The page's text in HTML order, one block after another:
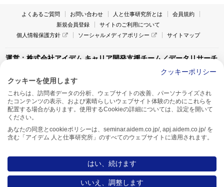
よくあるご質問 お問い合わせ 人と仕事研究所とは
会員規約
新規会員登録
サイトのご利用について
個人情報保護方針
ソーシャルメディアポリシー サイトマップ
運営：株式会社アイデム キャリア開発支援チーム／データリサーチ
〒160-0022 東京都新宿区新宿1-4-10
アイデム本社ビル TEL:03-5269-6020
〒550-0005 大阪府大阪市西区西本町1-13-43
アイデム西本町ビル7F TEL:06-7662-2800
Copyright AIDEM Inc. All rights reserved.
クッキーポリシー
クッキーを使用します
これらは、訪問者データの分析、ウェブサイトの改善、パーソナライズされ
たコンテンツの表示、および素晴らしいウェブサイト体験のためにこれらを
配置する場合があります。使用するCookieの詳細については、設定を開いて
ください。
あなたの同意とcookieポリシーは、seminar.aidem.co.jp/, apj.aidem.co.jp/ を
含む「アイデム 人と仕事研究所」のすべてのウェブサイトに適用されます。
はい、続けます
いいえ、調整します